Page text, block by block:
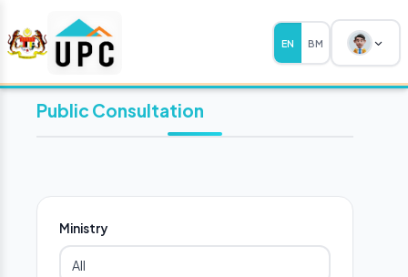
EN BM
Public Consultation
Ministry